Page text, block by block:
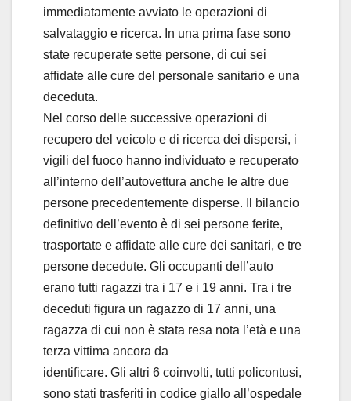
immediatamente avviato le operazioni di
salvataggio e ricerca. In una prima fase sono
state recuperate sette persone, di cui sei
affidate alle cure del personale sanitario e una
deceduta.
Nel corso delle successive operazioni di
recupero del veicolo e di ricerca dei dispersi, i
vigili del fuoco hanno individuato e recuperato
all’interno dell’autovettura anche le altre due
persone precedentemente disperse. Il bilancio
definitivo dell’evento è di sei persone ferite,
trasportate e affidate alle cure dei sanitari, e tre
persone decedute. Gli occupanti dell’auto
erano tutti ragazzi tra i 17 e i 19 anni. Tra i tre
deceduti figura un ragazzo di 17 anni, una
ragazza di cui non è stata resa nota l’età e una
terza vittima ancora da
identificare. Gli altri 6 coinvolti, tutti policontusi,
sono stati trasferiti in codice giallo all’ospedale